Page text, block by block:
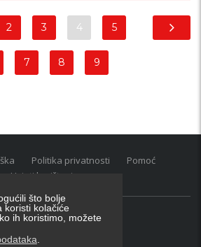
što bolje
koristi kolačiće
ih koristimo, možete
2 3 4 5
7 8 9
Politika privatnosti
Pomoć
Uvjeti korištenja
|oglasnik.hr|auti.hr
1 euro = 7.53450 kn